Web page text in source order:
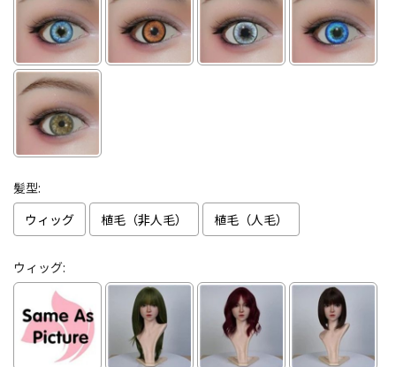
髪型:
ウィッグ
植毛（非人毛） 植毛（人毛）
ウィッグ: